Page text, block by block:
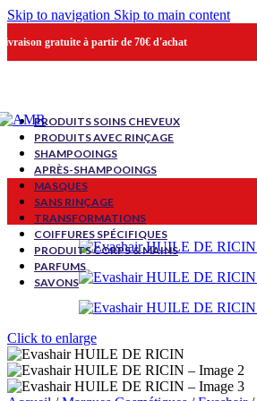
Skip to navigation Skip to main content
gratuite à partir de 70€ d'achat
PRODUITS SOINS CHEVEUX
PRODUITS AVEC RINÇAGE
SHAMPOOINGS
APRÈS-SHAMPOOINGS
MASQUES
SANS RINÇAGE
TRANSFORMATIONS
COIFFURES SPÉCIFIQUES
PRODUITS CORPS & MAINS
PARFUMS
SAVONS
Click to enlarge